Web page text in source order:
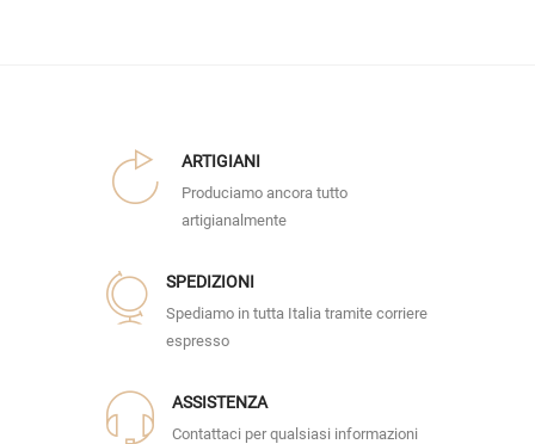
ARTIGIANI
Produciamo ancora tutto
artigianalmente
SPEDIZIONI
Spediamo in tutta Italia tramite corriere
espresso
ASSISTENZA
Contattaci per qualsiasi informazioni